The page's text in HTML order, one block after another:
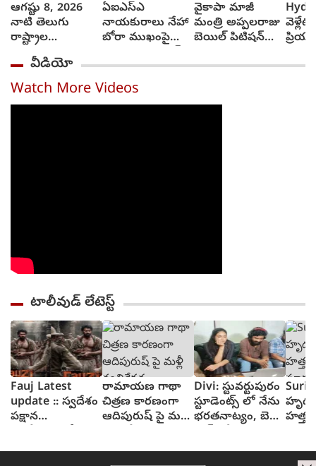
ఆగష్టు 8, 2026
నాటి తెలుగు
రాష్ట్రాల
వాతావరణ సూచన
ఎలా వుందంటే..?
ఏఐఎస్ఎ
నాయకురాలు నేహా
బోరా ముఖంపై
మంతర్ కాదంటూ...
వైకాపా మాజీ
మంత్రి అప్పలరాజు
బెయిల్ పిటిషన్‌
వీడియో
Watch More Videos
టాలీవుడ్ లేటెస్ట్
Fauj Latest
update :: స్వదేశం
పక్షాన
రామాయణ గాథా
చిత్రణ కారణంగా
ఆదిపురుష్ పై మళ్లీ
Divi: స్టువర్టుపురం
స్టూడెంట్స్ లో నేను
భరతనాట్యం, బెల్లి
ట్రైలర్